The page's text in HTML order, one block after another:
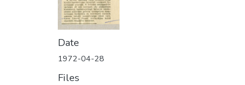
Date
1972-04-28
Files